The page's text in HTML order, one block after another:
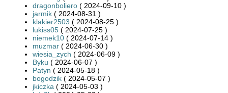
dragonboliero ( 2024-09-10 )
jarmik ( 2024-08-31 )
klakier2503 ( 2024-08-25 )
lukiss05 ( 2024-07-25 )
niemek10 ( 2024-07-14 )
muzmar ( 2024-06-30 )
wiesia_zych ( 2024-06-09 )
Byku ( 2024-06-07 )
Patyn ( 2024-05-18 )
bogodzik ( 2024-05-07 )
jkiczka ( 2024-05-03 )